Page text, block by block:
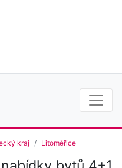
kraj Litoměřice